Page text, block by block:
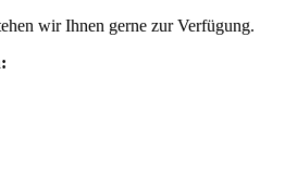
wir Ihnen gerne zur Verfügung.